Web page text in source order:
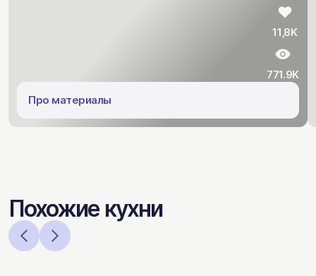
11,8K
771.9K
Про материалы
Похожие кухни